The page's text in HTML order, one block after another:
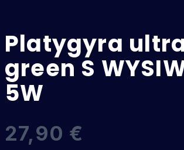
Platygyra
green S
5W
27,90 €